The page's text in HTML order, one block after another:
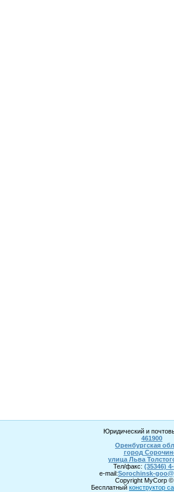
Юридический и
461900
Оренбургская
город
улица Льва
Тел/факс: (35346)
e-mail:Sorochinsk-
Copyright MyCorp ©
Бесплатный конструктор